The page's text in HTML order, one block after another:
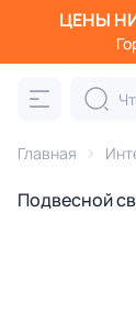
ЦЕНЫ
Главная
Подвесной